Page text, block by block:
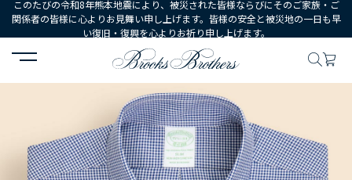
このたびの令和8年熊本地震により、被災された皆様ならびにそのご家族・ご
関係者の皆様に心よりお見舞い申し上げます。皆様の安全と被災地の一日も早
い復旧・復興を心よりお祈り申し上げます。
HOME ウェア シャツ ドレスシャツ ノンアイロン